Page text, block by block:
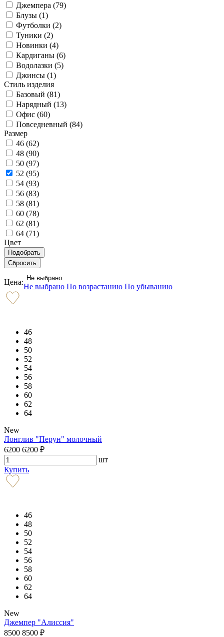
Джемпера (79)
Блузы (1)
Футболки (2)
Туники (2)
Новинки (4)
Кардиганы (6)
Водолазки (5)
Джинсы (1)
Стиль изделия
Базовый (81)
Нарядный (13)
Офис (60)
Повседневный (84)
Размер
46 (62)
48 (90)
50 (97)
52 (95)
54 (93)
56 (83)
58 (81)
60 (78)
62 (81)
64 (71)
Цвет
Цена: Не выбрано
Не выбрано По возрастанию По убыванию
46
48
50
52
54
56
58
60
62
64
New
Лонглив "Перун" молочный
6200 6200 ₽
шт
Купить
46
48
50
52
54
56
58
60
62
64
New
Джемпер "Алиссия"
8500 8500 ₽